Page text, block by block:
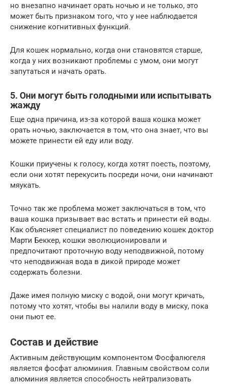
но внезапно начинает орать ночью и не только, это
может быть признаком того, что у нее наблюдается
снижение когнитивных функций.
Для кошек нормально, когда они становятся старше,
когда у них возникают проблемы с умом, они могут
запутаться и начать орать.
5. Они могут быть голодными или испытывать
жажду
Еще одна причина, из-за которой ваша кошка может
орать ночью, заключается в том, что она знает, что вы
можете принести ей еду или воду.
Кошки приучены к голосу, когда хотят поесть, поэтому,
если они хотят перекусить посреди ночи, они начинают
мяукать.
Точно так же проблема может заключаться в том, что
ваша кошка призывает вас встать и принести ей воды.
Как объясняет специалист по поведению кошек доктор
Марти Беккер, кошки эволюционировали и
предпочитают проточную воду неподвижной, потому
что неподвижная вода в дикой природе может
содержать болезни.
Даже имея полную миску с водой, они могут кричать,
потому что хотят, чтобы вы налили воду в миску, пока
они пьют ее.
Состав и действие
Активным действующим компонентом Фосфалюгеля
является фосфат алюминия. Главным свойством соли
алюминия является способность нейтрализовать